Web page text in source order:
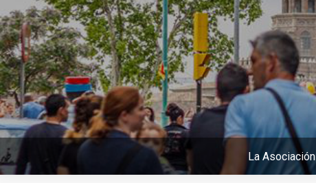
La Asociación